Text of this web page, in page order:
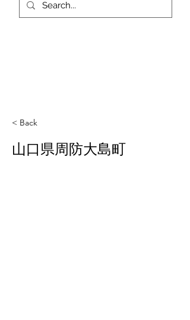
< Back
山口県周防大島町